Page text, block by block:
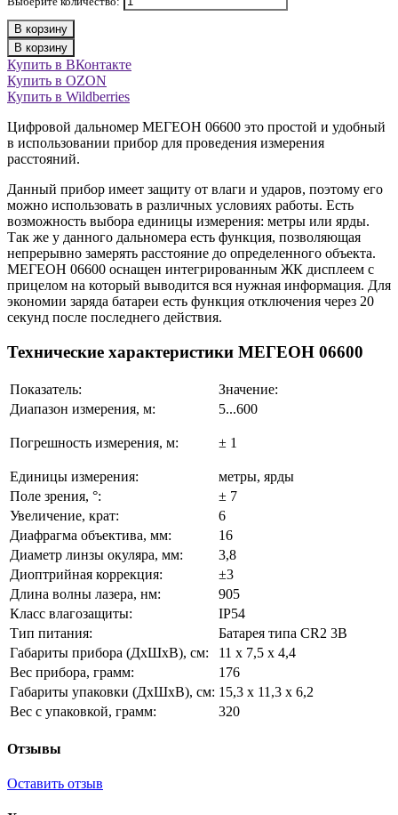
В корзину
В корзину
Купить в ВКонтакте
Купить в OZON
Купить в Wildberries
Цифровой дальномер МЕГЕОН 06600 это простой и удобный
в использовании прибор для проведения измерения
расстояний.
Данный прибор имеет защиту от влаги и ударов, поэтому его
можно использовать в различных условиях работы. Есть
возможность выбора единицы измерения: метры или ярды.
Так же у данного дальномера есть функция, позволяющая
непрерывно замерять расстояние до определенного объекта.
МЕГЕОН 06600 оснащен интегрированным ЖК дисплеем с
прицелом на который выводится вся нужная информация. Для
экономии заряда батареи есть функция отключения через 20
секунд после последнего действия.
Технические характеристики МЕГЕОН 06600
Показатель:
Значение:
Диапазон измерения, м:
5...600
Погрешность измерения, м: ± 1
Единицы измерения:
метры, ярды
Поле зрения, °:
± 7
Увеличение, крат:
6
Диафрагма объектива, мм:
16
Диаметр линзы окуляра, мм:
3,8
Диоптрийная коррекция:
±3
Длина волны лазера, нм:
905
Класс влагозащиты:
IP54
Тип питания:
Батарея типа CR2 3В
Габариты прибора (ДхШхВ), см:
11 х 7,5 х 4,4
Вес прибора, грамм:
176
Габариты упаковки (ДхШхВ), см: 15,3 х 11,3 х 6,2
Вес с упаковкой, грамм:
320
Отзывы
Оставить отзыв